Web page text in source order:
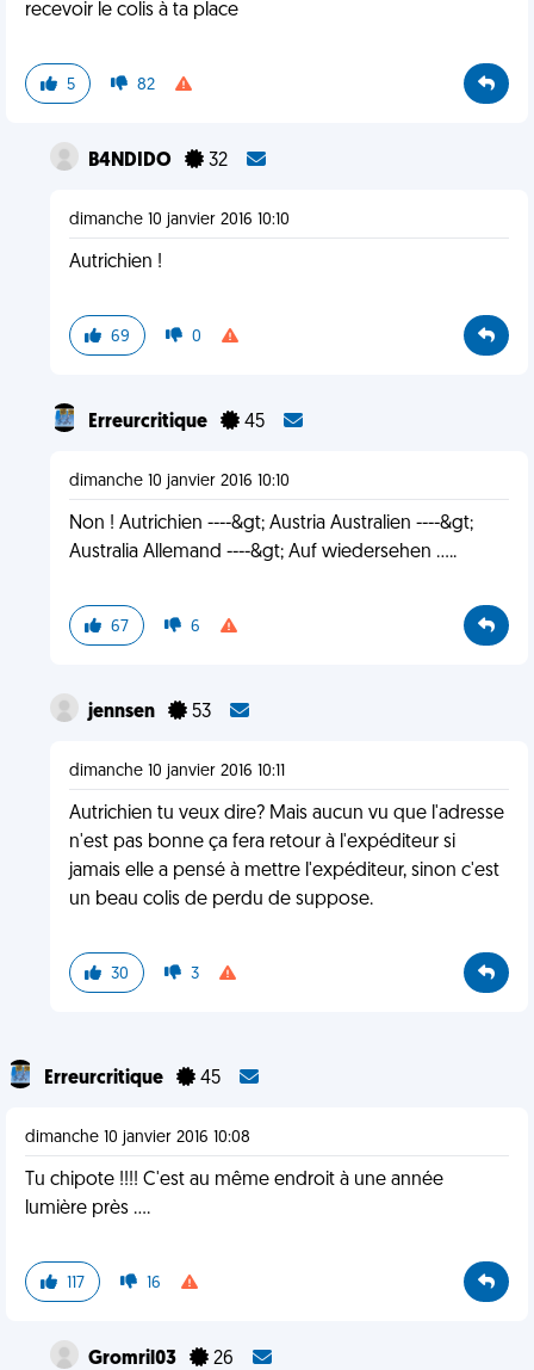
recevoir le colis à ta place
5 82
B4NDIDO 32
dimanche 10 janvier 2016 10:10
Autrichien !
69 0
Erreurcritique 45
dimanche 10 janvier 2016 10:10
Non ! Autrichien ----&gt; Austria Australien ----&gt;
Australia Allemand ----&gt; Auf wiedersehen .....
67 6
jennsen 53
dimanche 10 janvier 2016 10:11
Autrichien tu veux dire? Mais aucun vu que l'adresse
n'est pas bonne ça fera retour à l'expéditeur si
jamais elle a pensé à mettre l'expéditeur, sinon c'est
un beau colis de perdu de suppose.
30 3
Erreurcritique 45
dimanche 10 janvier 2016 10:08
Tu chipote !!!! C'est au même endroit à une année
lumière près ....
117 16
Gromril03 26